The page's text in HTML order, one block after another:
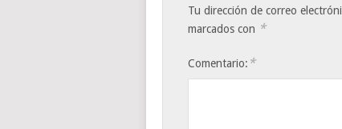
Tu dirección de correo
marcados con *
Comentario: *